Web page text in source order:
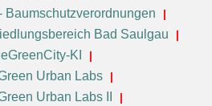
Baumschutzverordnungen
Bad Saulgau
KI
Urban Labs
Urban Labs II